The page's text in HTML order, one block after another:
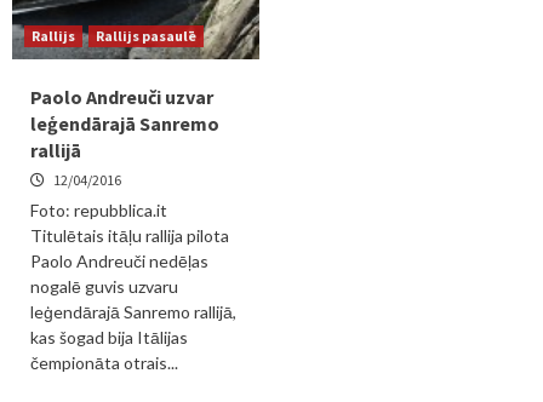
Rallijs Rallijs pasaulē
Paolo Andreuči uzvar
leģendārajā Sanremo
rallijā
12/04/2016
Foto: repubblica.it
Titulētais itāļu rallija pilota
Paolo Andreuči nedēļas
nogalē guvis uzvaru
leģendārajā Sanremo rallijā,
kas šogad bija Itālijas
čempionāta otrais...